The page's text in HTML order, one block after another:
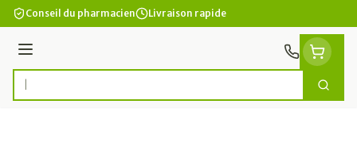
Aller au contenu
Conseil du pharmacien Livraison rapide
Menu
Rechercher